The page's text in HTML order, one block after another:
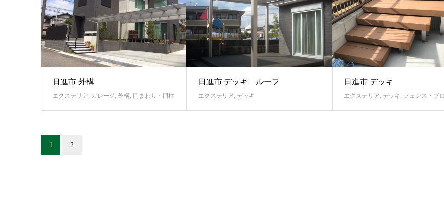
日進市 外構
エクステリア, ガレージ, 外構, 門まわり・門柱
日進市 デッキ ルーフ
エクステリア, デッキ
日進市 デッキ
エクステリア, デッキ, フェンス・ブ
1 2